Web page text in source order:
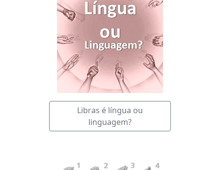
Libras é língua ou
linguagem?